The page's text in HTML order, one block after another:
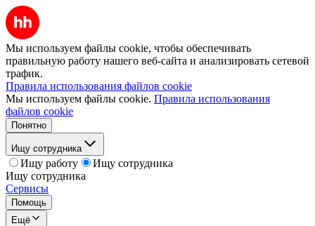
Мы используем файлы cookie, чтобы обеспечивать
правильную работу нашего веб-сайта и анализировать сетевой
трафик.
Правила использования файлов cookie
Мы используем файлы cookie. Правила использования
файлов cookie
Понятно
Ищу сотрудника
Ищу работу
Ищу сотрудника
Ищу сотрудника
Сервисы
Помощь
Ещё